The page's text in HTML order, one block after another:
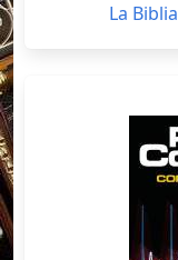
La